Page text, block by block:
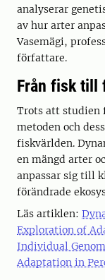
analyserar
av hur arter
Vasemägi,
författare.
Från fisk till
Trots att studien
metoden och
fiskvärlden.
en mängd arter
anpassar sig till
förändrade
Läs artiklen:
Exploration of
Individual
Adaptation in